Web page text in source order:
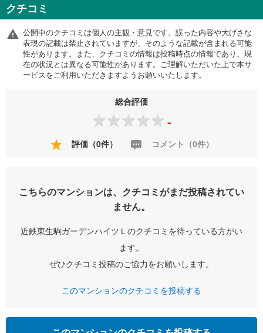
クチコミ
公開中のクチコミは個人の主観・意見です。誤った内容や大げさな
表現の記載は禁止されていますが、そのような記載が含まれる可能
性があります。また、クチコミの情報は投稿時点の情報であり、現
在の状況とは異なる可能性があります。ご理解いただいた上で本サ
ービスをご利用いただきますようお願いいたします。
総合評価
-
評価（0件） コメント（0件）
こちらのマンションは、クチコミがまだ投稿されてい
ません。
近鉄東生駒ガーデンハイツＬのクチコミを待っている方がい
ます。
ぜひクチコミ投稿のご協力をお願いします。
このマンションのクチコミを投稿する